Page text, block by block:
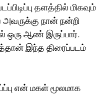
தளத்தில் மிகவும்
நான் நன்றி
ஒரு ஆண் இருப்பார்.
இந்த திரைப்படம்
என் மகள் மூலமாக